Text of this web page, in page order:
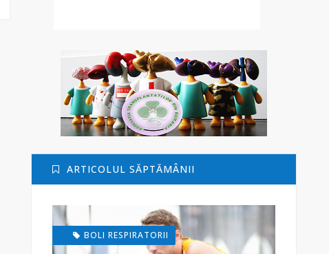
ARTICOLUL SĂPTĂMÂNII
BOLI RESPIRATORII